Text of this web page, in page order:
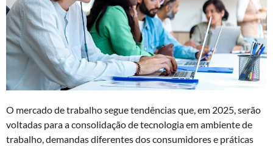
O mercado de trabalho segue tendências que, em 2025, serão
voltadas para a consolidação de tecnologia em ambiente de
trabalho, demandas diferentes dos consumidores e práticas